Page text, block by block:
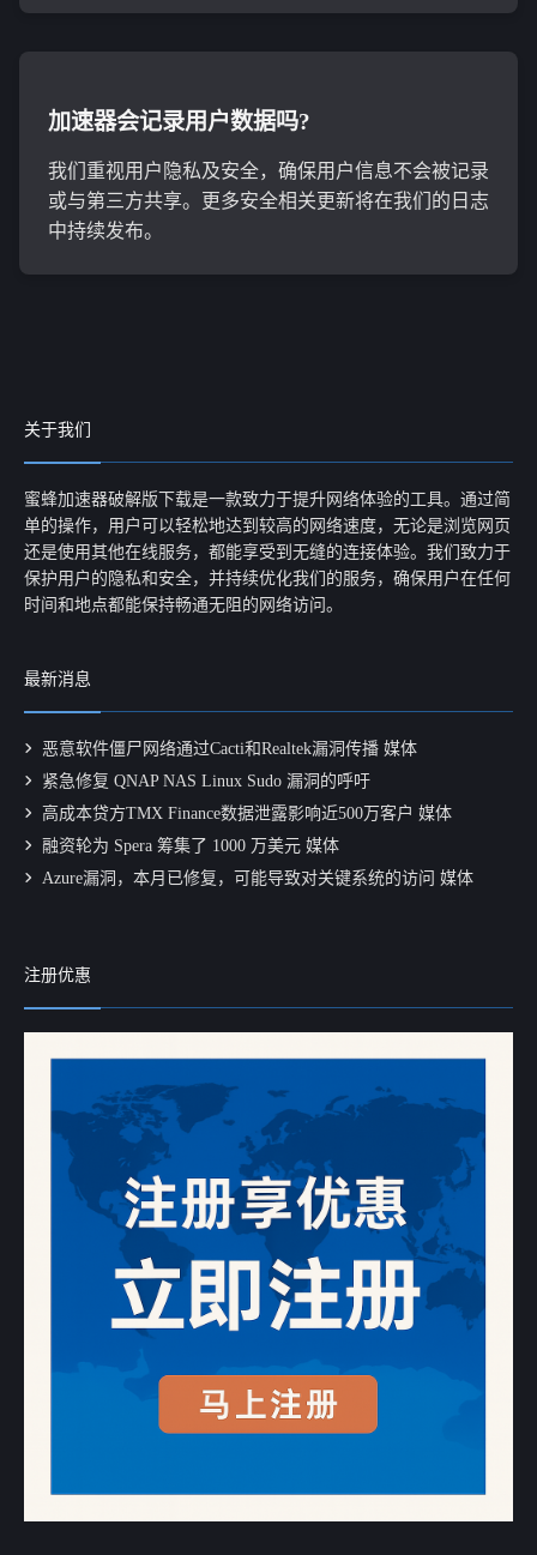
加速器会记录用户数据吗?
我们重视用户隐私及安全，确保用户信息不会被记录
或与第三方共享。更多安全相关更新将在我们的日志
中持续发布。
关于我们
蜜蜂加速器破解版下载是一款致力于提升网络体验的工具。通过简
单的操作，用户可以轻松地达到较高的网络速度，无论是浏览网页
还是使用其他在线服务，都能享受到无缝的连接体验。我们致力于
保护用户的隐私和安全，并持续优化我们的服务，确保用户在任何
时间和地点都能保持畅通无阻的网络访问。
最新消息
恶意软件僵尸网络通过Cacti和Realtek漏洞传播 媒体
紧急修复 QNAP NAS Linux Sudo 漏洞的呼吁
高成本贷方TMX Finance数据泄露影响近500万客户 媒体
融资轮为 Spera 筹集了 1000 万美元 媒体
Azure漏洞，本月已修复，可能导致对关键系统的访问 媒体
注册优惠